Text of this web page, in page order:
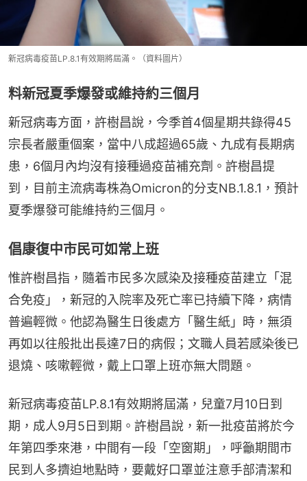
新冠病毒疫苗LP.8.1有效期將屆滿。（資料圖片）
料新冠夏季爆發或維持約三個月
新冠病毒方面，許樹昌說，今季首4個星期共錄得45
宗長者嚴重個案，當中八成超過65歲、九成有長期病
患，6個月內均沒有接種過疫苗補充劑。許樹昌提
到，目前主流病毒株為Omicron的分支NB.1.8.1，預計
夏季爆發可能維持約三個月。
倡康復中市民可如常上班
惟許樹昌指，隨着市民多次感染及接種疫苗建立「混
合免疫」，新冠的入院率及死亡率已持續下降，病情
普遍輕微。他認為醫生日後處方「醫生紙」時，無須
再如以往般批出長達7日的病假；文職人員若感染後已
退燒、咳嗽輕微，戴上口罩上班亦無大問題。
新冠病毒疫苗LP.8.1有效期將屆滿，兒童7月10日到
期，成人9月5日到期。許樹昌說，新一批疫苗將於今
年第四季來港，中間有一段「空窗期」，呼籲期間市
民到人多擠迫地點時，要戴好口罩並注意手部清潔和